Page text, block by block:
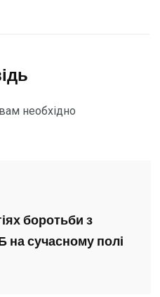
необхідно
боротьби з
на сучасному полі